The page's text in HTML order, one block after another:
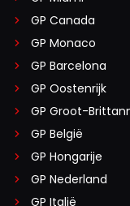
GP Canada
GP Monaco
GP Barcelona
GP Oostenrijk
GP Groot-
GP België
GP Hongarije
GP Nederland
GP Italië